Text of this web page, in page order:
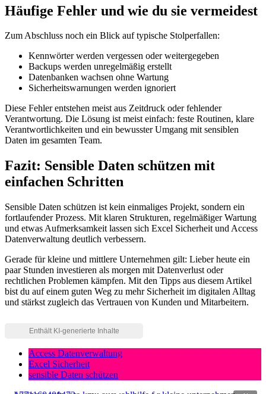
Häufige Fehler und wie du sie vermeidest
Zum Abschluss noch ein Blick auf typische Stolperfallen:
Kennwörter werden vergessen oder weitergegeben
Backups werden unregelmäßig erstellt
Datenbanken wachsen ohne Wartung
Sicherheitswarnungen werden ignoriert
Diese Fehler entstehen meist aus Zeitdruck oder fehlender
Verantwortung. Die Lösung ist meist einfach: feste Routinen, klare
Verantwortlichkeiten und ein bewusster Umgang mit sensiblen
Daten im gesamten Team.
Fazit: Sensible Daten schützen mit
einfachen Schritten
Sensible Daten schützen ist kein einmaliges Projekt, sondern ein
fortlaufender Prozess. Mit klaren Strukturen, regelmäßiger Wartung
und etwas Aufmerksamkeit lassen sich Excel Sicherheit und Access
Datenverwaltung deutlich verbessern.
Gerade für kleine und mittlere Unternehmen gilt: Lieber heute ein
paar Stunden investieren als morgen mit Datenverlust oder
rechtlichen Problemen kämpfen. Mit den Tipps aus diesem Artikel
bist du auf einem guten Weg zu mehr Sicherheit im digitalen Alltag
und stärkst zugleich das Vertrauen von Kunden und Mitarbeitern.
Access Datenverwaltung
Excel Sicherheit
sensible Daten schützen